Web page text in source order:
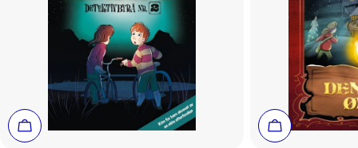
Legg i handlekurv Legg i